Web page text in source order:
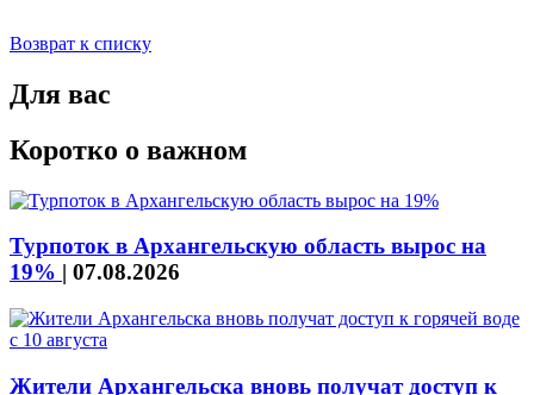
Возврат к списку
Для вас
Коротко о важном
Турпоток в Архангельскую область вырос на
19% | 07.08.2026
Жители Архангельска вновь получат доступ к